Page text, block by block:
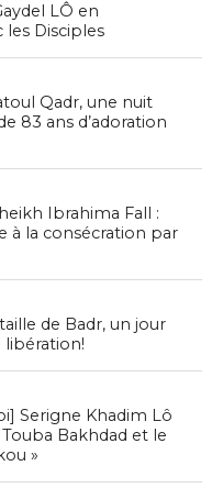
LÔ en
Disciples
Qadr, une nuit
83 ans d’adoration
Ibrahima Fall :
à la consécration par
de Badr, un jour
libération!
Serigne Khadim Lô
Touba Bakhdad et le
»